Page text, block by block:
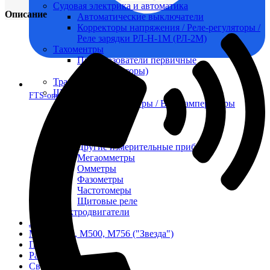
FTS-omsk@mail.ru
Судовая электрика и автоматика
Автоматические выключатели
Корректоры напряжения / Реле-регуляторы /
Реле зарядки РЛ-Н-1М (РЛ-2М)
Тахоментры
Преобразователи первичные
(тахогенераторы)
Трансформаторы
Щитовые приборы
Ампервольтметры / Вольтамперметры
Другие измерительные приборы
Мегаомметры
Омметры
Фазометры
Частотомеры
Щитовые реле
Электродвигатели
Лебедка
М400 (401), М500, М756 ("Звезда")
Пускатели
Разное
Светильники судовые
Описание